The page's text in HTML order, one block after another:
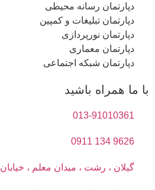
دپارتمان رسانه محیطی
دپارتمان تبلیغات و کمپین
دپارتمان نورپردازی
دپارتمان معماری
دپارتمان شبکه اجتماعی
با ما همراه باشید
013-91010361
9626 134 0911
گیلان ، رشت ، میدان معلم ، خیابان 8 دی ، ساختمان رادین